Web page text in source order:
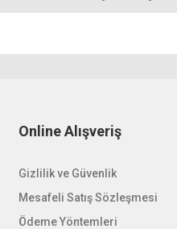
Online Alışveriş
Gizlilik ve Güvenlik
Mesafeli Satış Sözleşmesi
Ödeme Yöntemleri